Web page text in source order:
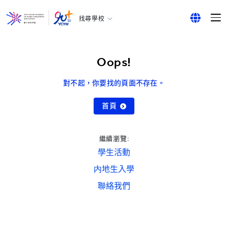
找尋學校
Oops!
對不起，你要找的頁面不存在。
首頁
繼續瀏覽:
學生活動
内地生入學
聯絡我們